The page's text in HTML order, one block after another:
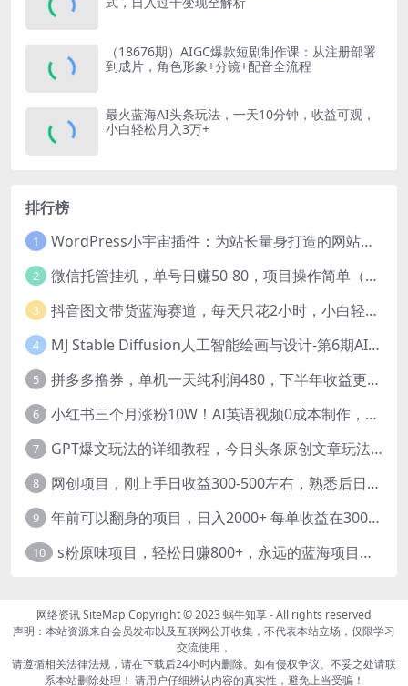
（18676期）AIGC爆款短剧制作课：从注册部署
到成片，角色形象+分镜+配音全流程
最火蓝海AI头条玩法，一天10分钟，收益可观，
小白轻松月入3万+
排行榜
1 WordPress小宇宙插件：为站长量身打造的网站性能与SEO优化插件
2 微信托管挂机，单号日赚50-80，项目操作简单（附无限注册实名微信号教程）
3 抖音图文带货蓝海赛道，每天只花2小时，小白轻松过万
4 MJ Stable Diffusion人工智能绘画与设计-第6期AIGC课程（35节）
5 拼多多撸券，单机一天纯利润480，下半年收益更高，不限设备，不限IP。
6 小红书三个月涨粉10W！AI英语视频0成本制作，每天轻松日入2000+
7 GPT爆文玩法的详细教程，今日头条原创文章玩法实操讲解，简单操作月入5000
8 网创项目，刚上手日收益300-500左右，熟悉后日收益1500-3000
9 年前可以翻身的项目，日入2000+ 每单收益在300-3000之间，利润空间非常的大
10 s粉原味项目，轻松日赚800+，永远的蓝海项目，无脑操作也能直接出单 人...
网络资讯SiteMap Copyright © 2023蜗牛知享- All rights reserved
声明：本站资源来自会员发布以及互联网公开收集，不代表本站立场，仅限学习
交流使用，
请遵循相关法律法规，请在下载后24小时内删除。如有侵权争议、不妥之处请联
系本站删除处理！ 请用户仔细辨认内容的真实性，避免上当受骗！